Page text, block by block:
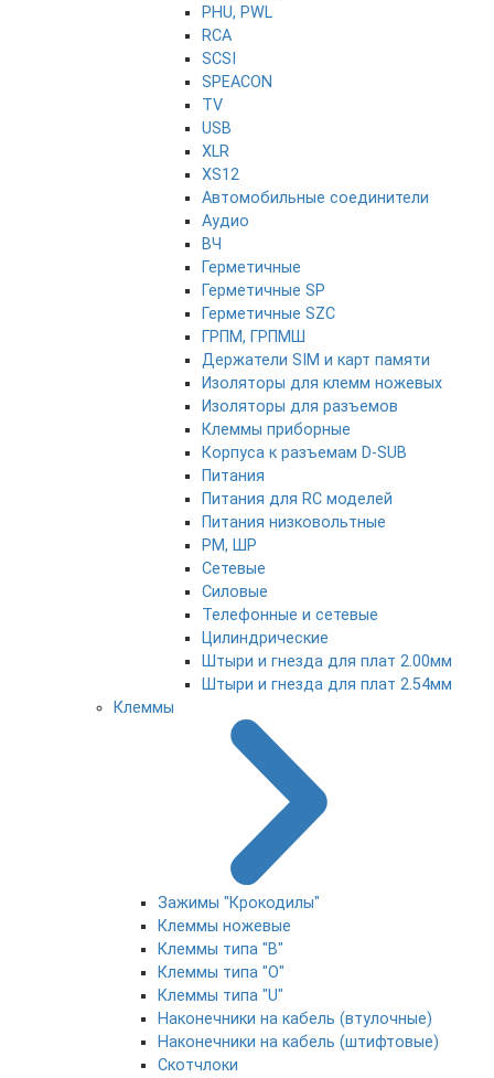
PHU, PWL
RCA
SCSI
SPEACON
TV
USB
XLR
XS12
Автомобильные соединители
Аудио
ВЧ
Герметичные
Герметичные SP
Герметичные SZC
ГРПМ, ГРПМШ
Держатели SIM и карт памяти
Изоляторы для клемм ножевых
Изоляторы для разъемов
Клеммы приборные
Корпуса к разъемам D-SUB
Питания
Питания для RC моделей
Питания низковольтные
РМ, ШР
Сетевые
Силовые
Телефонные и сетевые
Цилиндрические
Штыри и гнезда для плат 2.00мм
Штыри и гнезда для плат 2.54мм
Клеммы
Зажимы "Крокодилы"
Клеммы ножевые
Клеммы типа "B"
Клеммы типа "O"
Клеммы типа "U"
Наконечники на кабель (втулочные)
Наконечники на кабель (штифтовые)
Скотчлоки